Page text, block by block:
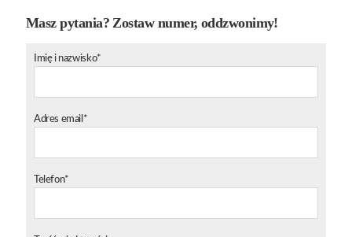
Masz pytania? Zostaw numer, oddzwonimy!
Imię i nazwisko*
Adres email*
Telefon*